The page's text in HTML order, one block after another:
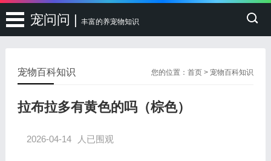
宠问问 | 丰富的养宠物知识
您的位置：首页 >宠物百科知识
宠物百科知识
拉布拉多有黄色的吗（棕色）
2026-04-14 人已围观